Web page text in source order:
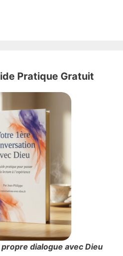
Pratique Gratuit
dialogue avec Dieu